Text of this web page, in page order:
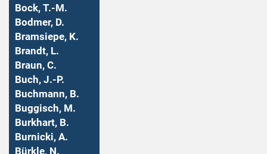
Bock, T.-M.
Bodmer, D.
Bramsiepe, K.
Brandt, L.
Braun, C.
Buch, J.-P.
Buchmann, B.
Buggisch, M.
Burkhart, B.
Burnicki, A.
Bürkle, N.